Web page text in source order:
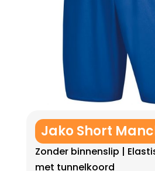
Jako Short
Zonder binnenslip |
met tunnelkoord